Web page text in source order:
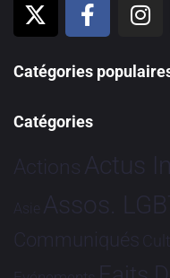
Catégories
Catégories
Actions Actus
Asie Assos.
Communiqués